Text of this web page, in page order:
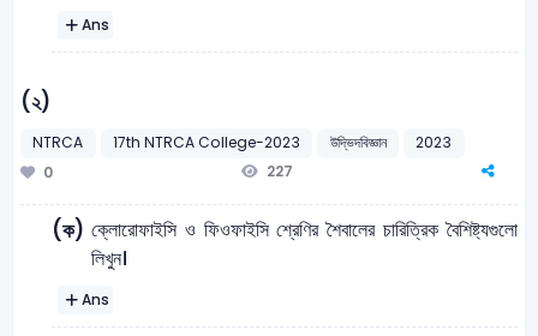
Ans
(২)
NTRCA 17th NTRCA College-2023 উদ্ভিদবিজ্ঞান
2023
0
227
(ক) ক্লোরোফাইসি ও ফিওফাইসি শ্রেণির শৈবালের চারিত্রিক বৈশিষ্ট্যগুলো
লিখুন।
Ans